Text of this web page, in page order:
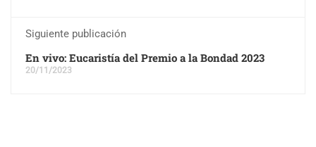
Siguiente publicación
En vivo: Eucaristía del Premio a la Bondad 2023
20/11/2023